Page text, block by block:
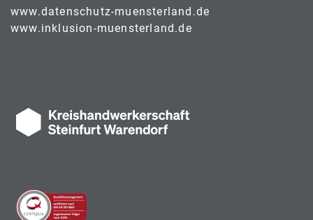
www.datenschutz-muensterland.de
www.inklusion-muensterland.de